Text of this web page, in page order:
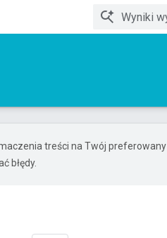
treści na Twój preferowany
błędy.